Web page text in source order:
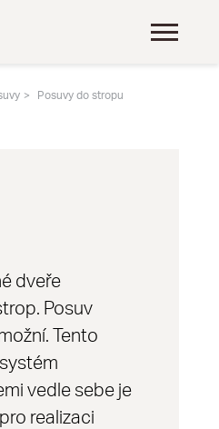
Posuvy do stropu
dveře
Posuv
Tento
vedle sebe je
realizaci